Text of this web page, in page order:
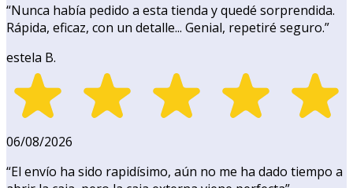
“Nunca había pedido a esta tienda y quedé sorprendida.
Rápida, eficaz, con un detalle... Genial, repetiré seguro.”
estela B.
06/08/2026
“El envío ha sido rapidísimo, aún no me ha dado tiempo a